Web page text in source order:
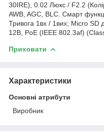
30IRE), 0.02 Люкс / F2.2
AWB, AGC, BLC. Смарт
Тривога 1вх / 1вих; Micro
12В, PoE (IEEE 802.3af)
Приховати
Характеристики
Основні атрибути
Виробник